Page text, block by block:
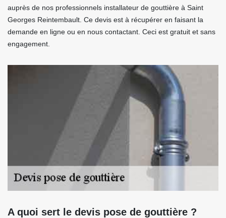
auprès de nos professionnels installateur de gouttière à Saint
Georges Reintembault. Ce devis est à récupérer en faisant la
demande en ligne ou en nous contactant. Ceci est gratuit et sans
engagement.
A quoi sert le devis pose de gouttière ?